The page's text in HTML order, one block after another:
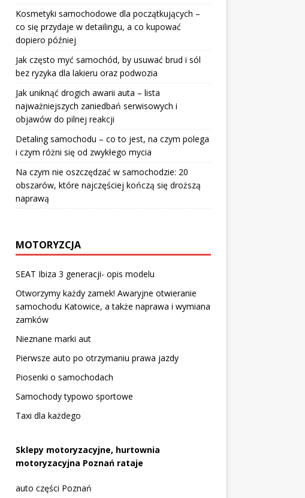
Kosmetyki samochodowe dla początkujących –
co się przydaje w detailingu, a co kupować
dopiero później
Jak często myć samochód, by usuwać brud i sól
bez ryzyka dla lakieru oraz podwozia
Jak uniknąć drogich awarii auta – lista
najważniejszych zaniedbań serwisowych i
objawów do pilnej reakcji
Detaling samochodu – co to jest, na czym polega
i czym różni się od zwykłego mycia
Na czym nie oszczędzać w samochodzie: 20
obszarów, które najczęściej kończą się droższą
naprawą
MOTORYZCJA
SEAT Ibiza 3 generacji- opis modelu
Otworzymy każdy zamek! Awaryjne otwieranie
samochodu Katowice, a także naprawa i wymiana
zamków
Nieznane marki aut
Pierwsze auto po otrzymaniu prawa jazdy
Piosenki o samochodach
Samochody typowo sportowe
Taxi dla każdego
Sklepy motoryzacyjne, hurtownia
motoryzacyjna Poznań rataje
auto części Poznań